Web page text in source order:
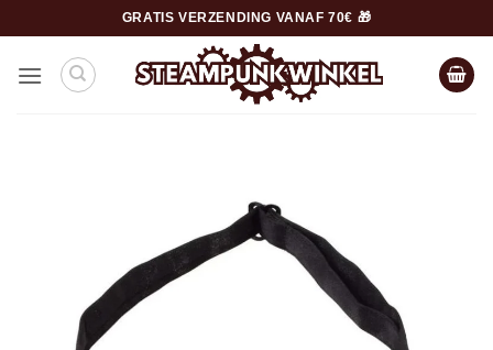
naar
inhoud
GRATIS VERZENDING VANAF 70€ 🎁